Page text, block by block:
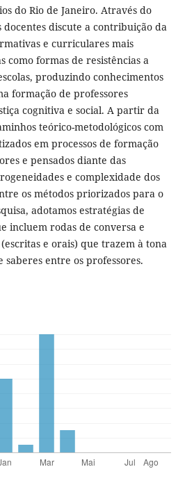
do Rio de Janeiro. Através do
discute a contribuição da
e curriculares mais
como formas de resistências a
produzindo conhecimentos
formação de professores
cognitiva e social. A partir da
teórico-metodológicos com
em processos de formação
e pensados diante das
e complexidade dos
os métodos priorizados para o
adotamos estratégias de
incluem rodas de conversa e
e orais) que trazem à tona
saberes entre os professores.